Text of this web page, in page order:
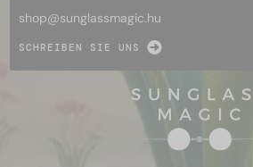
shop@sunglassmagic.hu
SCHREIBEN SIE UNS